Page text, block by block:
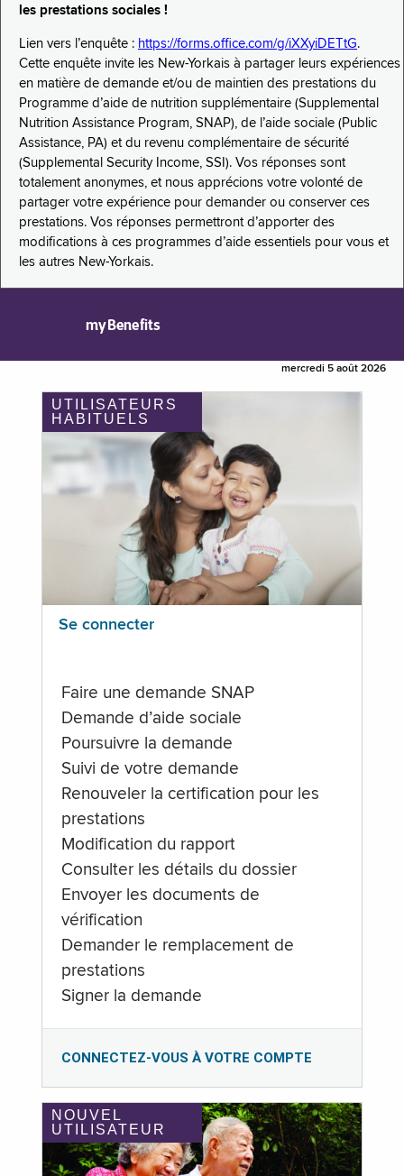
les prestations sociales !
Lien vers l’enquête : https://forms.office.com/g/iXXyiDETtG.
Cette enquête invite les New-Yorkais à partager leurs expériences
en matière de demande et/ou de maintien des prestations du
Programme d’aide de nutrition supplémentaire (Supplemental
Nutrition Assistance Program, SNAP), de l’aide sociale (Public
Assistance, PA) et du revenu complémentaire de sécurité
(Supplemental Security Income, SSI). Vos réponses sont
totalement anonymes, et nous apprécions votre volonté de
partager votre expérience pour demander ou conserver ces
prestations. Vos réponses permettront d’apporter des
modifications à ces programmes d’aide essentiels pour vous et
les autres New-Yorkais.
myBenefits
mercredi 5 août 2026
UTILISATEURS
HABITUELS
Se connecter
Faire une demande SNAP
Demande d’aide sociale
Poursuivre la demande
Suivi de votre demande
Renouveler la certification pour les
prestations
Modification du rapport
Consulter les détails du dossier
Envoyer les documents de
vérification
Demander le remplacement de
prestations
Signer la demande
CONNECTEZ-VOUS À VOTRE COMPTE
NOUVEL
UTILISATEUR